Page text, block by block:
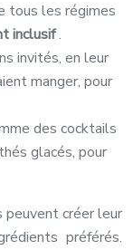
tous les régimes
inclusif.
invités, en leur
manger, pour
des cocktails
glacés, pour
peuvent créer leur
préférés.